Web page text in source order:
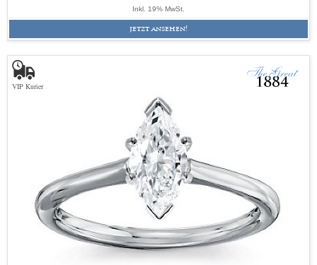
Inkl. 19% MwSt.
jetzt ansehen!
VIP Kurier